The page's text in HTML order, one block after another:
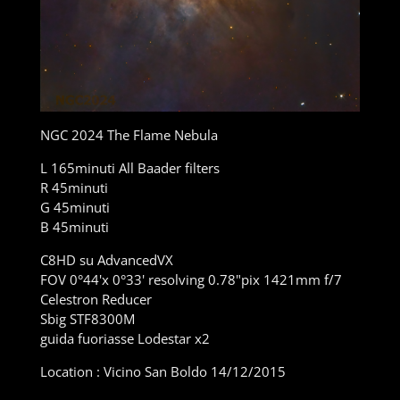
NGC 2024 The Flame Nebula
L 165minuti All Baader filters
R 45minuti
G 45minuti
B 45minuti
C8HD su AdvancedVX
FOV 0°44'x 0°33' resolving 0.78"pix 1421mm f/7
Celestron Reducer
Sbig STF8300M
guida fuoriasse Lodestar x2
Location : Vicino San Boldo 14/12/2015